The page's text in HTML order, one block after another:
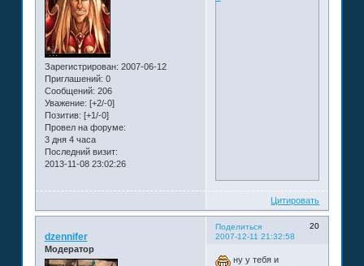
Зарегистрирован: 2007-06-12
Приглашений: 0
Сообщений: 206
Уважение: [+2/-0]
Позитив: [+1/-0]
Провел на форуме:
3 дня 4 часа
Последний визит:
2013-11-08 23:02:26
Цитировать
Поделиться
20
2007-12-11 21:32:58
dzennifer
Модератор
ну у тебя и